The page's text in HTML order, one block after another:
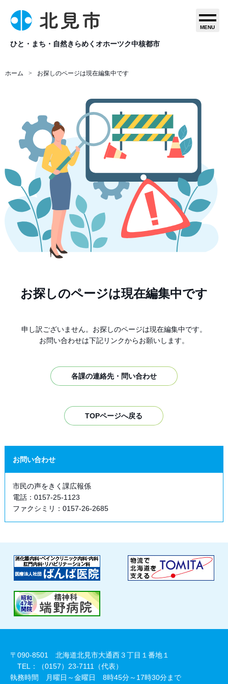
ひと・まち・自然きらめくオホーツク中核都市
MENU
ホーム お探しのページは現在編集中です
お探しのページは現在編集中です
申し訳ございません。お探しのページは現在編集中です。
お問い合わせは下記リンクからお願いします。
各課の連絡先・問い合わせ
TOPページへ戻る
お問い合わせ
市民の声をきく課広報係
電話：0157-25-1123
ファクシミリ：0157-26-2685
〒090-8501 北海道北見市大通西３丁目１番地１
TEL：（0157）23-7111（代表）
執務時間 月曜日～金曜日 8時45分～17時30分まで